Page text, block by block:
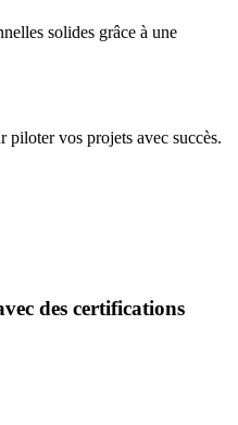
solides grâce à une
piloter vos projets avec succès.
des certifications